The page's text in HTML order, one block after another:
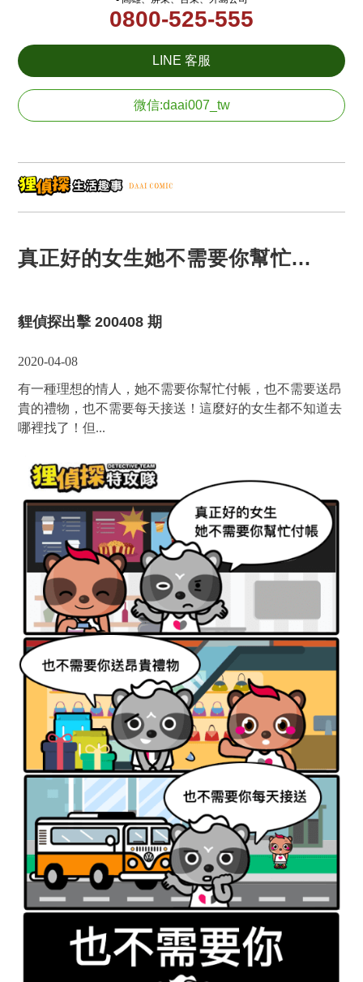
0800-525-555
LINE 客服
微信:daai007_tw
真正好的女生她不需要你幫忙...
貍偵探出擊 200408 期
2020-04-08
有一種理想的情人，她不需要你幫忙付帳，也不需要送昂
貴的禮物，也不需要每天接送！這麼好的女生都不知道去
哪裡找了！但...